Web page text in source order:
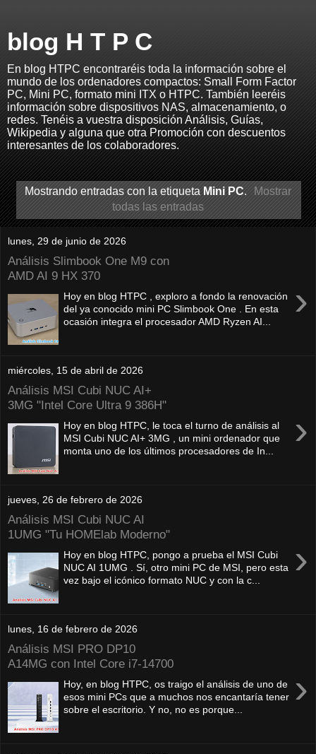
blog H T P C
En blog HTPC encontraréis toda la información sobre el
mundo de los ordenadores compactos: Small Form Factor
PC, Mini PC, formato mini ITX o HTPC. También leeréis
información sobre dispositivos NAS, almacenamiento, o
redes. Tenéis a vuestra disposición Análisis, Guías,
Wikipedia y alguna que otra Promoción con descuentos
interesantes de los colaboradores.
Mostrando entradas con la etiquetaMini PC. Mostrar
todas las entradas
lunes, 29 de junio de 2026
Análisis Slimbook One M9 con
AMD AI 9 HX 370
›
Hoy en blog HTPC , exploro a fondo la renovación
del ya conocido mini PC Slimbook One . En esta
ocasión integra el procesador AMD Ryzen AI...
miércoles, 15 de abril de 2026
Análisis MSI Cubi NUC AI+
3MG "Intel Core Ultra 9 386H"
›
Hoy en blog HTPC, le toca el turno de análisis al
MSI Cubi NUC AI+ 3MG , un mini ordenador que
monta uno de los últimos procesadores de In...
jueves, 26 de febrero de 2026
Análisis MSI Cubi NUC AI
1UMG "Tu HOMElab Moderno"
›
Hoy en blog HTPC, pongo a prueba el MSI Cubi
NUC AI 1UMG . Sí, otro mini PC de MSI, pero esta
vez bajo el icónico formato NUC y con la c...
lunes, 16 de febrero de 2026
Análisis MSI PRO DP10
A14MG con Intel Core i7-14700
›
Hoy, en blog HTPC, os traigo el análisis de uno de
esos mini PCs que a muchos nos encantaría tener
sobre el escritorio. Y no, no es porque...